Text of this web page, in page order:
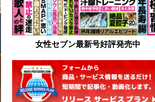
女性セブン最新号好評発売中